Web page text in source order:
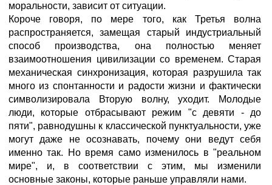
моральности, зависит от ситуации.
Короче говоря, по мере того, как Третья волна
распространяется, замещая старый индустриальный
способ производства, она полностью меняет
взаимоотношения цивилизации со временем. Старая
механическая синхронизация, которая разрушила так
много из спонтанности и радости жизни и фактически
символизировала Вторую волну, уходит. Молодые
люди, которые отбрасывают режим "с девяти - до
пяти", равнодушны к классической пунктуальности, уже
могут даже не осознавать, почему они ведут себя
именно так. Но время само изменилось в "реальном
мире", и, в соответствии с этим, мы изменили
основные законы, которые раньше управляли нами.